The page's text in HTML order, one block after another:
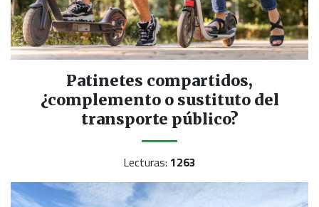
Patinetes compartidos,
¿complemento o sustituto del
transporte público?
Lecturas: 1263